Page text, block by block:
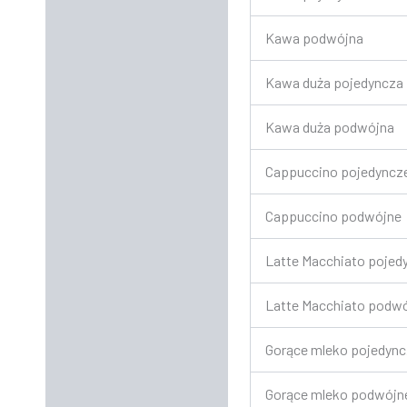
Kawa podwójna
Kawa duża pojedyncza
Kawa duża podwójna
Cappuccino
Cappuccino podwójne
Latte Macchiato
Latte Macchiato
Gorące mleko
Gorące mleko